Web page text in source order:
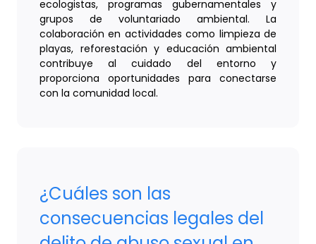
ecologistas, programas gubernamentales y
grupos de voluntariado ambiental. La
colaboración en actividades como limpieza de
playas, reforestación y educación ambiental
contribuye al cuidado del entorno y
proporciona oportunidades para conectarse
con la comunidad local.
¿Cuáles son las
consecuencias legales del